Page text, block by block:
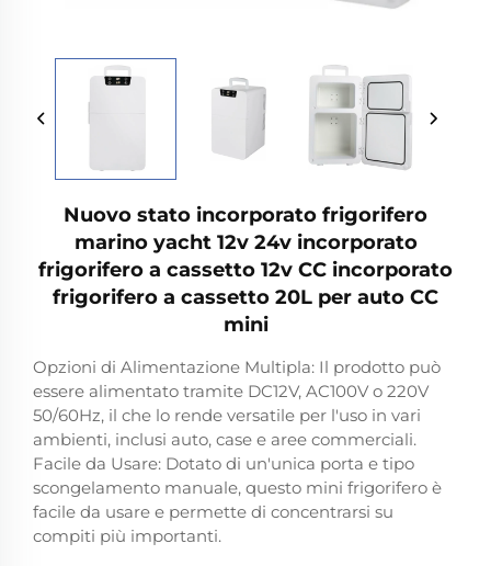
Nuovo stato incorporato frigorifero
marino yacht 12v 24v incorporato
frigorifero a cassetto 12v CC incorporato
frigorifero a cassetto 20L per auto CC
mini
Opzioni di Alimentazione Multipla: Il prodotto può
essere alimentato tramite DC12V, AC100V o 220V
50/60Hz, il che lo rende versatile per l'uso in vari
ambienti, inclusi auto, case e aree commerciali.
Facile da Usare: Dotato di un'unica porta e tipo
scongelamento manuale, questo mini frigorifero è
facile da usare e permette di concentrarsi su
compiti più importanti.